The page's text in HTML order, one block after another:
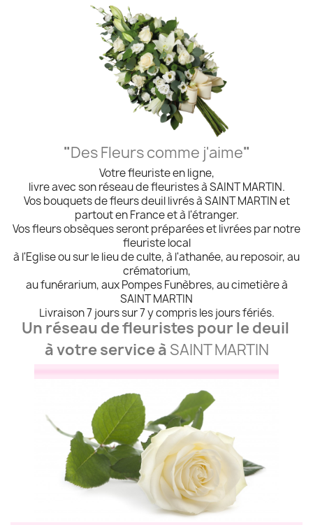
"Des Fleurs comme j'aime"
Votre fleuriste en ligne,
livre avec son réseau de fleuristes à SAINT MARTIN.
Vos bouquets de fleurs deuil livrés à SAINT MARTIN et
partout en France et à l'étranger.
Vos fleurs obsèques seront préparées et livrées par notre
fleuriste local
à l'Eglise ou sur le lieu de culte, à l'athanée, au reposoir, au
crématorium,
au funérarium, aux Pompes Funèbres, au cimetière à
SAINT MARTIN
Livraison 7 jours sur 7 y compris les jours fériés.
Un réseau de fleuristes pour le deuil
à votre service à SAINT MARTIN